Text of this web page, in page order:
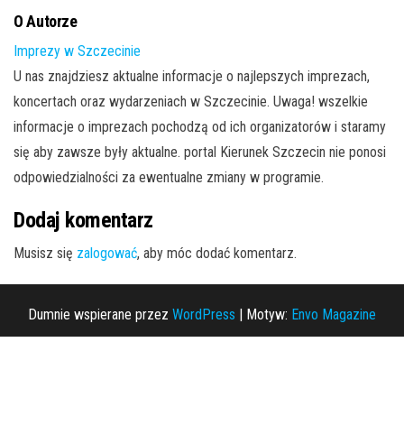
O Autorze
Imprezy w Szczecinie
U nas znajdziesz aktualne informacje o najlepszych imprezach,
koncertach oraz wydarzeniach w Szczecinie. Uwaga! wszelkie
informacje o imprezach pochodzą od ich organizatorów i staramy
się aby zawsze były aktualne. portal Kierunek Szczecin nie ponosi
odpowiedzialności za ewentualne zmiany w programie.
Dodaj komentarz
Musisz się zalogować, aby móc dodać komentarz.
Dumnie wspierane przez WordPress Motyw: Envo Magazine